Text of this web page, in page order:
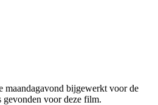
maandagavond bijgewerkt voor de
gevonden voor deze film.